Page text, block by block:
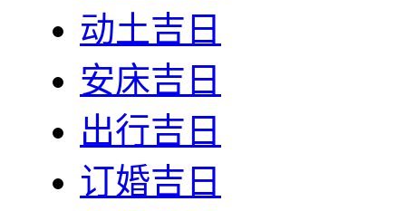
动土吉日
安床吉日
出行吉日
订婚吉日